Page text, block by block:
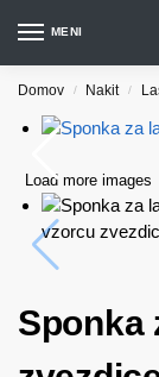
MENI
Domov / Nakit /
Load more images
Sponka